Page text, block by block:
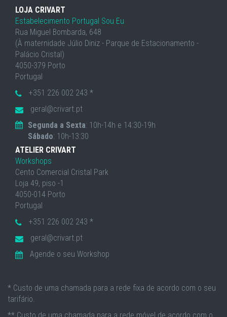
LOJA CRIVART
Estabelecimento Portugal Sou Eu
Rua Miguel Bombarda, 648
(À maternidade Júlio Diniz - Parque de Estacionamento -
Palácio Cristal)
4050-379 Porto
Portugal
+351 226 002 243 *
geral@crivart.pt
Segunda a Sexta: 10h-14h e 14:30-19h
Sábado: 10h-13:30
ATELIER CRIVART
Workshops
Cento Comercial Cristal Park
Loja 49, piso -1
4050-014 Porto
Portugal
+351 226 002 243 *
geral@crivart.pt
Agende o seu Workshop
* Custo de uma chamada para a rede fixa de acordo com o seu
tarifário.